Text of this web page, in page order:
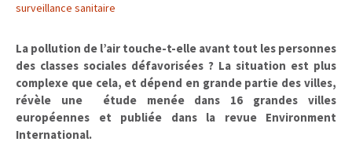
surveillance sanitaire
La pollution de l’air touche-t-elle avant tout les personnes
des classes sociales défavorisées ? La situation est plus
complexe que cela, et dépend en grande partie des villes,
révèle une étude menée dans 16 grandes villes
européennes et publiée dans la revue Environment
International.